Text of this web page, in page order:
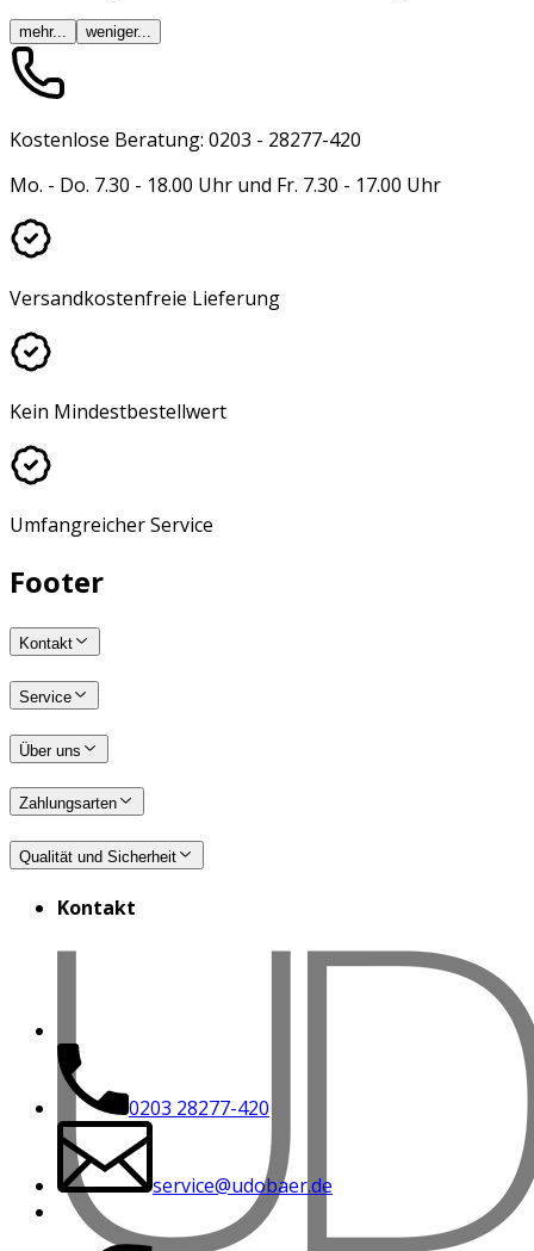
mehr... weniger...
Kostenlose Beratung: 0203 - 28277-420
Mo. - Do. 7.30 - 18.00 Uhr und Fr. 7.30 - 17.00 Uhr
Versandkostenfreie Lieferung
Kein Mindestbestellwert
Umfangreicher Service
Footer
Kontakt
Service
Über uns
Zahlungsarten
Qualität und Sicherheit
Kontakt
0203 28277-420
service@udobaer.de